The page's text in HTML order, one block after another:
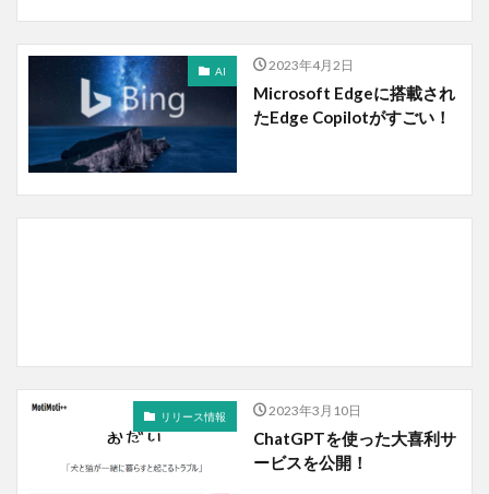
AI 2023年4月2日
Microsoft Edgeに搭載され
たEdge Copilotがすごい！
リリース情報 2023年3月10日
ChatGPTを使った大喜利サ
ービスを公開！